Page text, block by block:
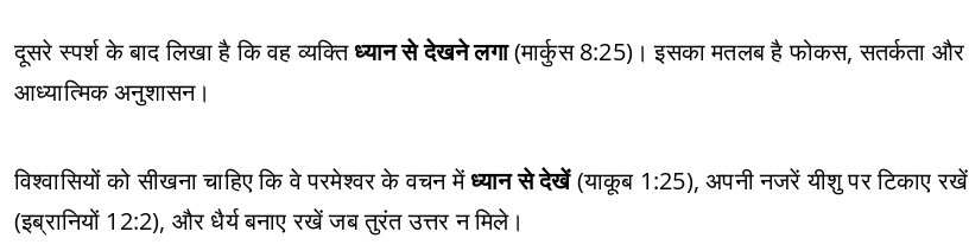
दूसरे स्पर्श के बाद लिखा है कि वह व्यक्तिध्यान से देखने लगा(मार्कुस 8:25)। इसका मतलब है फोकस, सतर्कता और
आध्यात्मिक अनुशासन।
विश्वासियों को सीखना चाहिए कि वे परमेश्वर के वचन मेंध्यान से देखें(याकूब 1:25), अपनी नजरें यीशु पर टिकाए रखें
(इब्रानियों 12:2), और धैर्य बनाए रखें जब तुरंत उत्तर न मिले।